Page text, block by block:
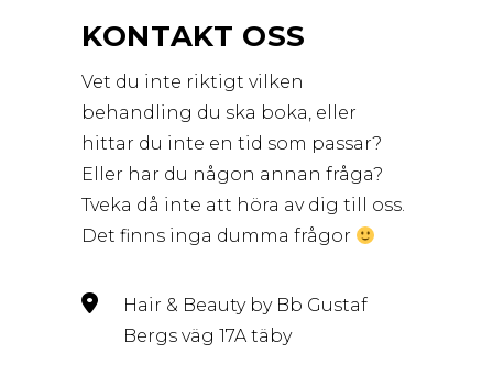
KONTAKT OSS
Vet du inte riktigt vilken
behandling du ska boka, eller
hittar du inte en tid som passar?
Eller har du någon annan fråga?
Tveka då inte att höra av dig till oss.
Det finns inga dumma frågor
Hair & Beauty by Bb Gustaf
Bergs väg 17A täby